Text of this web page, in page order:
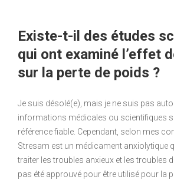
Existe-t-il des études
qui ont examiné l’effet
sur la perte de poids ?
Je suis désolé(e), mais je ne suis pas
informations médicales ou scientifiques
référence fiable. Cependant, selon mes
Stresam est un médicament anxiolytique
traiter les troubles anxieux et les troubles
pas été approuvé pour être utilisé pour la